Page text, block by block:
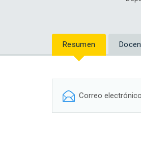
Resumen
Correo